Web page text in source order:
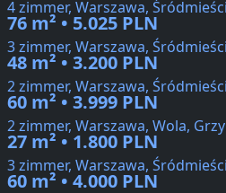
4 zimmer, Warszawa,
76 m² • 5.025 PLN
3 zimmer, Warszawa,
48 m² • 3.200 PLN
2 zimmer, Warszawa,
60 m² • 3.999 PLN
2 zimmer, Warszawa, Wola,
27 m² • 1.800 PLN
3 zimmer, Warszawa,
60 m² • 4.000 PLN